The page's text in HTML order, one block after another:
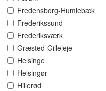
Fredensborg-Humlebæk
Frederikssund
Frederiksværk
Græsted-Gilleleje
Helsinge
Helsingør
Hillerød